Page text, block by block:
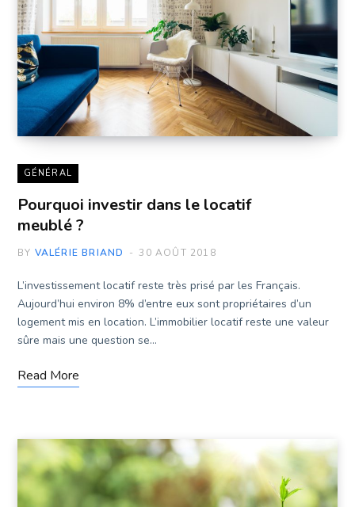
GÉNÉRAL
Pourquoi investir dans le locatif
meublé ?
BY VALÉRIE BRIAND 30 AOÛT 2018
L’investissement locatif reste très prisé par les Français.
Aujourd’hui environ 8% d’entre eux sont propriétaires d’un
logement mis en location. L’immobilier locatif reste une valeur
sûre mais une question se…
Read More